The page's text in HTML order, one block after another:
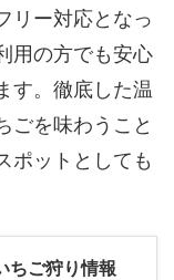
リー対応となっ
用の方でも安心
す。徹底した温
ごを味わうこと
ポットとしても
ちご狩り情報